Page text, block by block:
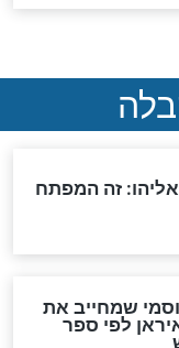
אפיקורסות
של
יהיה